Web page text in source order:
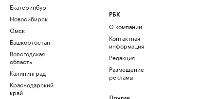
Екатеринбург
Новосибирск
Омск
Башкортостан
Вологодская
область
Калининград
Краснодарский
край
РБК
О компании
Контактная
информация
Редакция
Размещение
рекламы